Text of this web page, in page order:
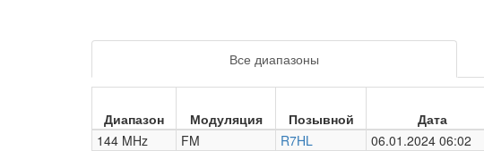
Все диапазоны
Диапазон Модуляция Позывной Дата
144 MHz
FM R7HL 06.01.2024 06:02